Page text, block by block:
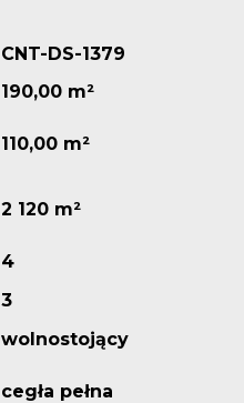
CNT-DS-1379
190,00 m²
110,00 m²
2 120 m²
4
3
wolnostojący
cegła pełna